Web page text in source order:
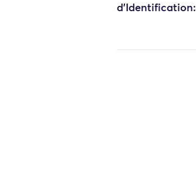
d'Identification: